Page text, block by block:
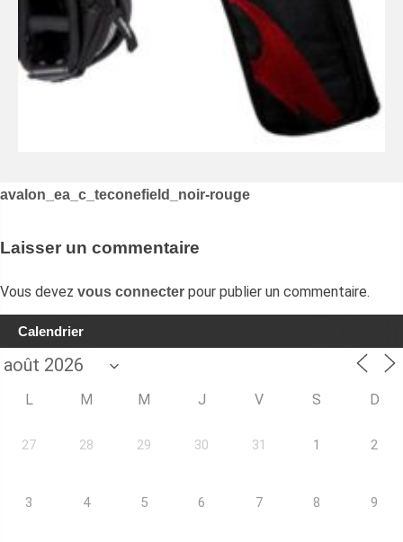
Navigation
l’article
avalon_ea_c_teconefield_noir-rouge
Laisser un commentaire
Vous devez vous connecter pour publier un commentaire.
Calendrier
L M M J V S D
27 28 29 30 31 1 2
3 4 5 6 7 8 9